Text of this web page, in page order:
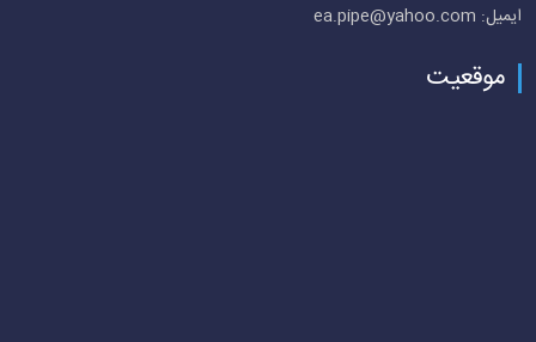
ایمیل: ea.pipe@yahoo.com
موقعیت